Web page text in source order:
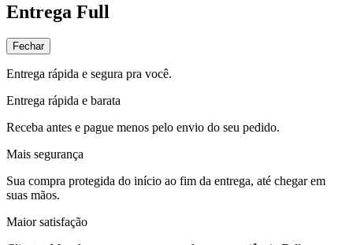
Entrega Full
Fechar
Entrega rápida e segura pra você.
Entrega rápida e barata
Receba antes e pague menos pelo envio do seu pedido.
Mais segurança
Sua compra protegida do início ao fim da entrega, até chegar em
suas mãos.
Maior satisfação